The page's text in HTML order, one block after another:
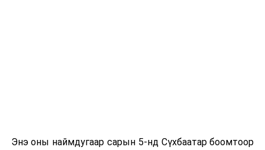
Энэ оны наймдугаар сарын 5-нд Сүхбаатар боомтоор